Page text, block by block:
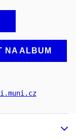
NA ALBUM
.muni.cz